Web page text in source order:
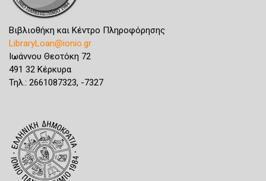
Βιβλιοθήκη και Κέντρο Πληροφόρησης
LibraryLoan@ionio.gr
Ιωάννου Θεοτόκη 72
491 32 Κέρκυρα
Τηλ.: 2661087323, -7327